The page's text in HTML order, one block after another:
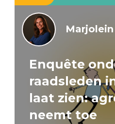
Enquête
raadsleden
laat zien:
neemt toe